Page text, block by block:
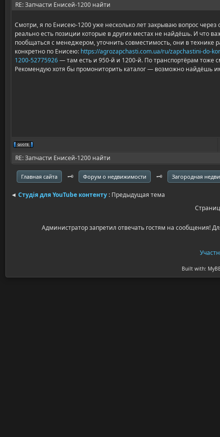
RE: Запчасти Енисей-1200 найти
Смотри, я по Енисею-1200 уже несколько лет закрываю вопрос
реально есть позиции которые в других местах не найдёшь. И что
пообщаться с менеджером, уточнить совместимость, они в технике
конкретно по Енисею: https://agrozapchasti.com.ua/ru/zapchastini-do-
1200-52775926— там есть и 950-й и 1200-й. По транспортёрам тоже
Рекомендую хотя бы промониторить каталог — возможно найдёшь
RE: Запчасти Енисей-1200 найти
Главная сайта 🗝️ Форум о недвижимости 🗝️ Загородная
◄Студія для YouTube контенту : Предыдущая тема
Администратор запретил отвечать гостям на сообщения!
Built with: